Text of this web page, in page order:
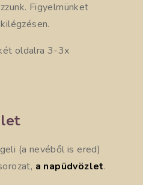
Figyelmünket
oldalra 3-3x
(a nevéből is ered)
a napüdvözlet.